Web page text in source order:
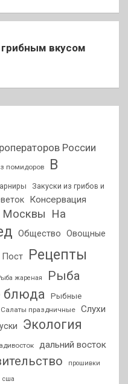
вкусом
России
помидоров
В
Закуски из грибов и
Консервация
Москвы На
Общество Овощные
Пост
Рецепты
жареная
Рыба
Рыбные
Салаты праздничные
Слухи
Экология
дальний восток
прошивки
сша